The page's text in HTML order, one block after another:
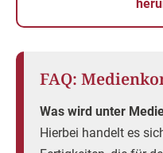
FAQ:
Was wird unter
Hierbei handelt es